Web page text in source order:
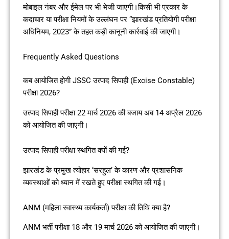
मोबाइल नंबर और ईमेल पर भी भेजी जाएगी।किसी भी प्रकार के
कदाचार या परीक्षा नियमों के उल्लंघन पर “झारखंड प्रतियोगी परीक्षा
अधिनियम, 2023” के तहत कड़ी कानूनी कार्रवाई की जाएगी।
Frequently Asked Questions
कब आयोजित होगी JSSC उत्पाद सिपाही (Excise Constable)
परीक्षा 2026?
उत्पाद सिपाही परीक्षा 22 मार्च 2026 की बजाय अब 14 अप्रैल 2026
को आयोजित की जाएगी।
उत्पाद सिपाही परीक्षा स्थगित क्यों की गई?
झारखंड के प्रमुख त्योहार ‘सरहुल’ के कारण और प्रशासनिक
व्यवस्थाओं को ध्यान में रखते हुए परीक्षा स्थगित की गई।
ANM (महिला स्वास्थ्य कार्यकर्ता) परीक्षा की तिथि क्या है?
ANM भर्ती परीक्षा 18 और 19 मार्च 2026 को आयोजित की जाएगी।